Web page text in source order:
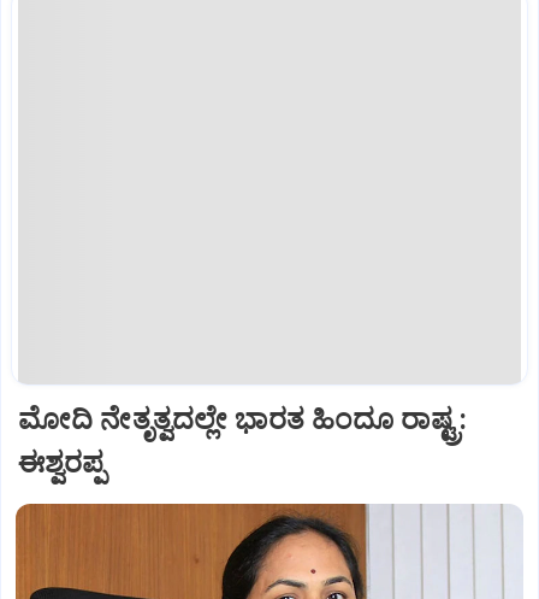
ಮೋದಿ ನೇತೃತ್ವದಲ್ಲೇ ಭಾರತ ಹಿಂದೂ ರಾಷ್ಟ್ರ:
ಈಶ್ವರಪ್ಪ